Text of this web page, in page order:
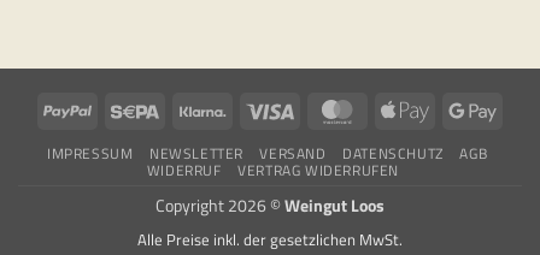
PayPal Sepa Klarna Visa MasterCardApple
IMPRESSUM NEWSLETTER VERSAND DATENSCHUTZ AGB
WIDERRUF VERTRAG WIDERRUFEN
Copyright 2026 ©Weingut Loos
Alle Preise inkl. der gesetzlichen MwSt.